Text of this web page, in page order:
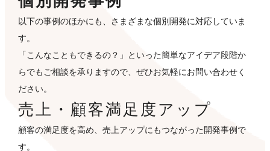
以下の事例のほかにも、さまざまな個別開発に対応していま
す。
「こんなこともできるの？」といった簡単なアイデア段階か
らでもご相談を承りますので、ぜひお気軽にお問い合わせく
ださい。
売上・顧客満足度アップ
顧客の満足度を高め、売上アップにもつながった開発事例で
す。